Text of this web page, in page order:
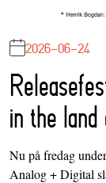
2026-06-24
in the land
Nu på fredag
Analog + Digital